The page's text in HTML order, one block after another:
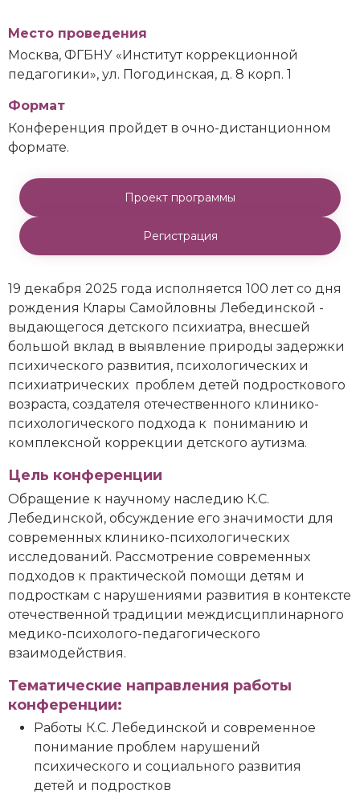
Место проведения
Москва, ФГБНУ «Институт коррекционной
педагогики», ул. Погодинская, д. 8 корп. 1
Формат
Конференция пройдет в очно-дистанционном
формате.
Проект программы
Регистрация
19 декабря 2025 года исполняется 100 лет со дня
рождения Клары Самойловны Лебединской -
выдающегося детского психиатра, внесшей
большой вклад в выявление природы задержки
психического развития, психологических и
психиатрических проблем детей подросткового
возраста, создателя отечественного клинико-
психологического подхода к пониманию и
комплексной коррекции детского аутизма.
Цель конференции
Обращение к научному наследию К.С.
Лебединской, обсуждение его значимости для
современных клинико-психологических
исследований. Рассмотрение современных
подходов к практической помощи детям и
подросткам с нарушениями развития в контексте
отечественной традиции междисциплинарного
медико-психолого-педагогического
взаимодействия.
Тематические направления работы
конференции:
Работы К.С. Лебединской и современное
понимание проблем нарушений
психического и социального развития
детей и подростков